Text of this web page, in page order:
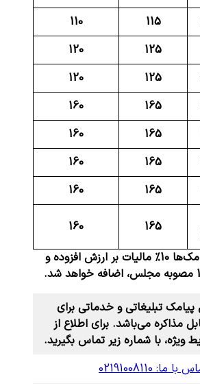
115
110
125
120
125
120
165
160
165
160
165
160
165
160
165
160
به مبلغ تعرفه پیامک‌ها 10% مالیات بر ارزش افزوده و
پیامک تبلیغاتی و خدماتی برای
مذاکره می‌‌باشد. برای اطلاع از
ویژه، با شماره زیر تماس بگیرید.
با ما: 02191008110